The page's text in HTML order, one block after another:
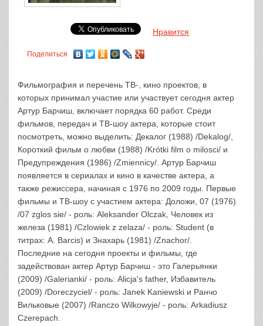
Нравится
Поделиться
Фильмография и перечень ТВ-, кино проектов, в
которых принимал участие или участвует сегодня актер
Артур Барчиш, включает порядка 60 работ. Среди
фильмов, передач и ТВ-шоу актера, которые стоит
посмотреть, можно выделить: Декалог (1988) /Dekalog/,
Короткий фильм о любви (1988) /Krótki film o milosci/ и
Предупреждения (1986) /Zmiennicy/. Артур Барчиш
появляется в сериалах и кино в качестве актера, а
также режиссера, начиная с 1976 по 2009 годы. Первые
фильмы и ТВ-шоу с участием актера: Доложи, 07 (1976)
/07 zglos sie/ - роль: Aleksander Olczak, Человек из
железа (1981) /Czlowiek z zelaza/ - роль: Student (в
титрах: A. Barcis) и Знахарь (1981) /Znachor/.
Последние на сегодня проекты и фильмы, где
задействован актер Артур Барчиш - это Галерьянки
(2009) /Galerianki/ - роль: Alicja's father, Избавитель
(2009) /Doreczyciel/ - роль: Janek Kaniewski и Ранчо
Вильковые (2007) /Ranczo Wilkowyje/ - роль: Arkadiusz
Czerepach.